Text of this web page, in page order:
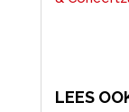
LEES